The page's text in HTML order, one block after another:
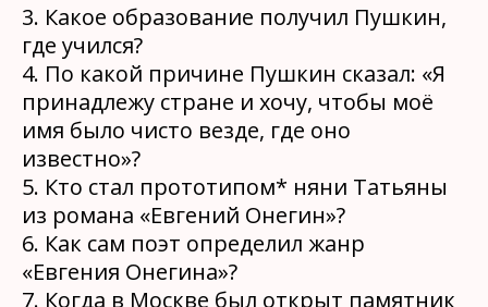
3. Какое образование получил Пушкин,
где учился?
4. По какой причине Пушкин сказал: «Я
принадлежу стране и хочу, чтобы моё
имя было чисто везде, где оно
известно»?
5. Кто стал прототипом* няни Татьяны
из романа «Евгений Онегин»?
6. Как сам поэт определил жанр
«Евгения Онегина»?
7. Когда в Москве был открыт памятник